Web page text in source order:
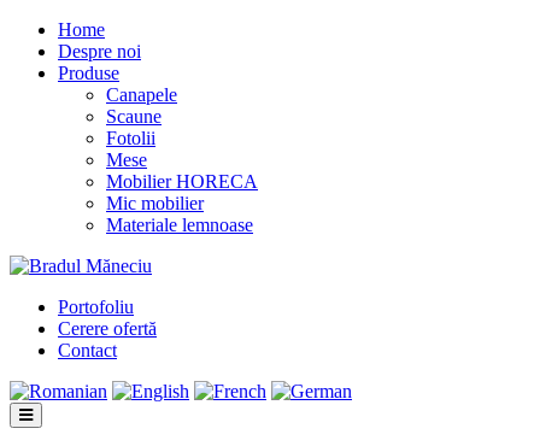
Home
Despre noi
Produse
Canapele
Scaune
Fotolii
Mese
Mobilier HORECA
Mic mobilier
Materiale lemnoase
Portofoliu
Cerere ofertă
Contact